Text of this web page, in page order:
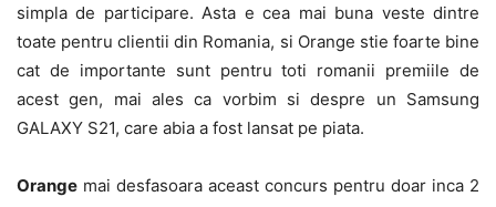
simpla de participare. Asta e cea mai buna veste dintre
toate pentru clientii din Romania, si Orange stie foarte bine
cat de importante sunt pentru toti romanii premiile de
acest gen, mai ales ca vorbim si despre un Samsung
GALAXY S21, care abia a fost lansat pe piata.
Orange mai desfasoara aceast concurs pentru doar inca 2